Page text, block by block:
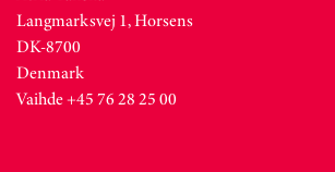
Langmarksvej 1, Horsens
DK-8700
Denmark
Vaihde +45 76 28 25 00